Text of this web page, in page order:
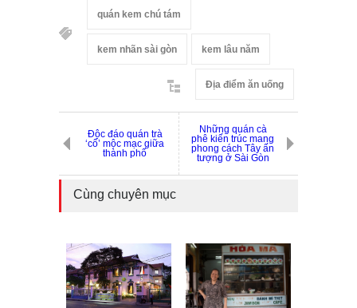
quán kem chú tám
kem nhãn sài gòn kem lâu năm
Địa điểm ăn uống
Độc đáo quán trà
‘cổ’ mộc mạc giữa
thành phố
Những quán cà
phê kiến trúc mang
phong cách Tây ấn
tượng ở Sài Gòn
Cùng chuyên mục